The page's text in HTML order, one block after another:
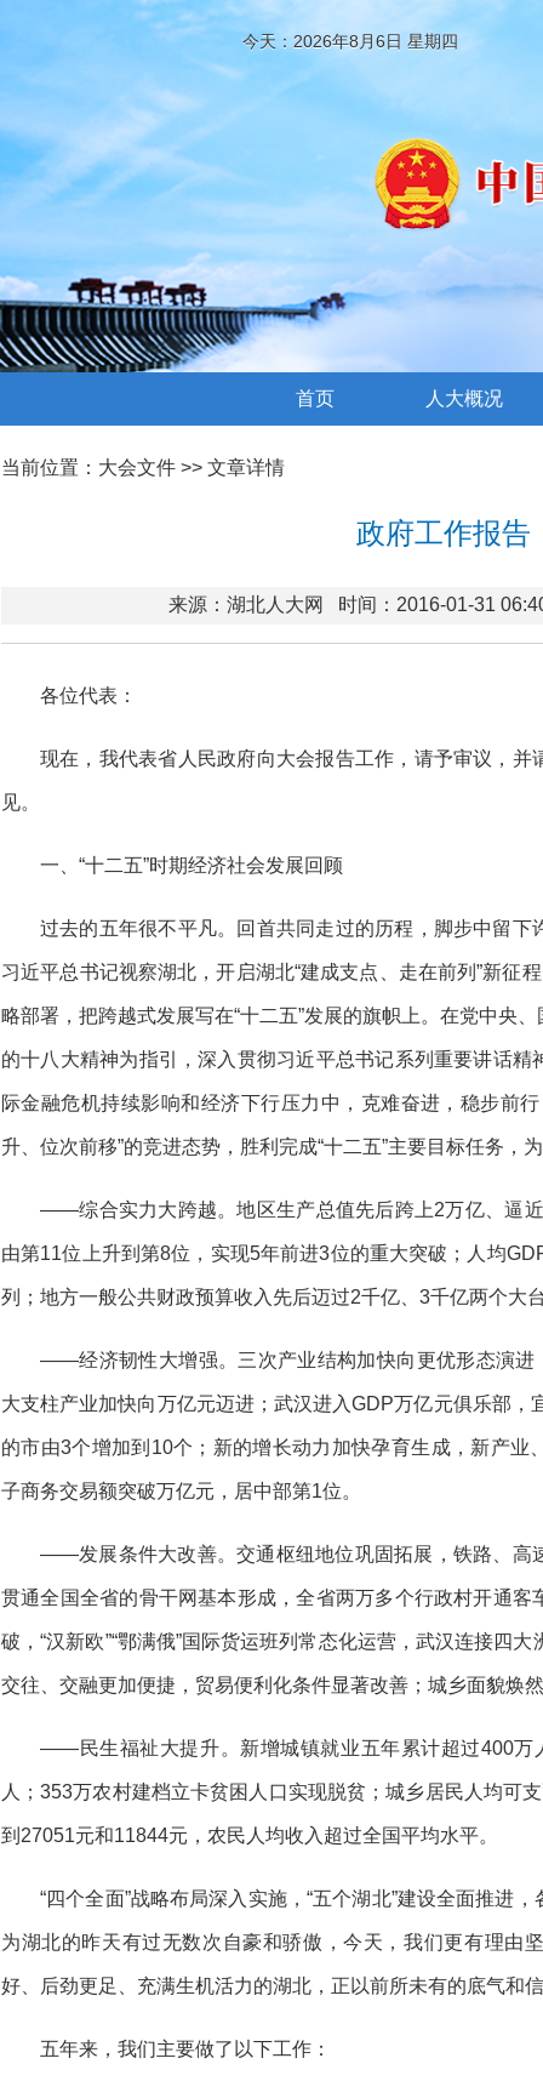
今天：2026年8月6日 星期四
首页 人大概况
当前位置： 大会文件 >> 文章详情
政府工作报告
来源：湖北人大网 时间：2016-01-31
各位代表：
现在，我代表省人民政府向大会报告工作，请予审议，
见。
一、“十二五”时期经济社会发展回顾
过去的五年很不平凡。回首共同走过的历程，脚步中留
习近平总书记视察湖北，开启湖北“建成支点、走在前列”新征
略部署，把跨越式发展写在“十二五”发展的旗帜上。在党中央
的十八大精神为指引，深入贯彻习近平总书记系列重要讲话
际金融危机持续影响和经济下行压力中，克难奋进，稳步前
升、位次前移”的竞进态势，胜利完成“十二五”主要目标任务，
——综合实力大跨越。地区生产总值先后跨上2万亿、逼
由第11位上升到第8位，实现5年前进3位的重大突破；人均
列；地方一般公共财政预算收入先后迈过2千亿、3千亿两个大
——经济韧性大增强。三次产业结构加快向更优形态演进
大支柱产业加快向万亿元迈进；武汉进入GDP万亿元俱乐部
的市由3个增加到10个；新的增长动力加快孕育生成，新产业
子商务交易额突破万亿元，居中部第1位。
——发展条件大改善。交通枢纽地位巩固拓展，铁路、高
贯通全国全省的骨干网基本形成，全省两万多个行政村开通
破，“汉新欧”“鄂满俄”国际货运班列常态化运营，武汉连接四
交往、交融更加便捷，贸易便利化条件显著改善；城乡面貌焕
——民生福祉大提升。新增城镇就业五年累计超过400万
人；353万农村建档立卡贫困人口实现脱贫；城乡居民人均可
到27051元和11844元，农民人均收入超过全国平均水平。
“四个全面”战略布局深入实施，“五个湖北”建设全面推进
为湖北的昨天有过无数次自豪和骄傲，今天，我们更有理由
好、后劲更足、充满生机活力的湖北，正以前所未有的底气和
五年来，我们主要做了以下工作：